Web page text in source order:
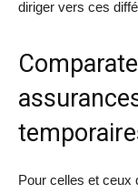
diriger vers ces
Pour celles et ceux